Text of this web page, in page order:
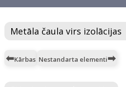
Metāla čaula virs izolācijas
Kārbas Nestandarta elementi